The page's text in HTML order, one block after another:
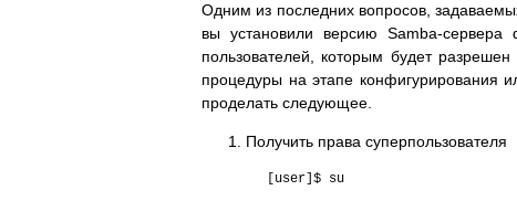
Одним из последних вопросов,
вы установили версию Samba-
пользователей, которым будет
процедуры на этапе конфигурирования
проделать следующее.
Получить права суперпользователя
[user]$ su